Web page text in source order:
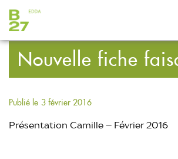
Nouvelle fiche
Publié le 3 février 2016
Présentation Camille – Février 2016